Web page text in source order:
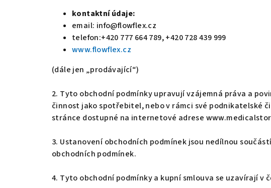
kontaktní údaje:
email: info@flowflex.cz
telefon:+420 777 664 789, +420 728 439 999
www.flowflex.cz
(dále jen „prodávající“)
2. Tyto obchodní podmínky upravují vzájemná práva a
činnost jako spotřebitel, nebo v rámci své podnikatelské
stránce dostupné na internetové adrese
3. Ustanovení obchodních podmínek jsou nedílnou
obchodních podmínek.
4. Tyto obchodní podmínky a kupní smlouva se uzavírají v